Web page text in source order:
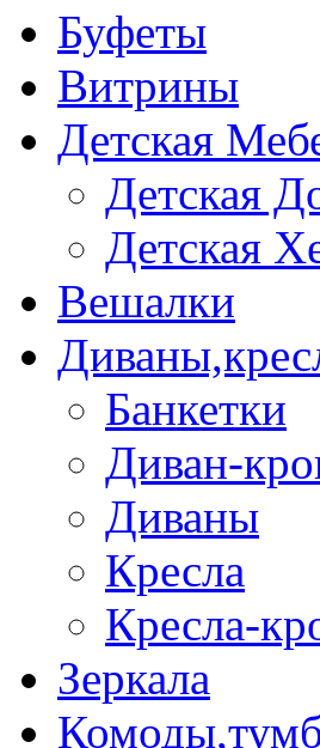
Буфеты
Витрины
Детская
Детская
Детская
Вешалки
Банкетки
Диван-
Диваны
Кресла
Кресла-
Зеркала